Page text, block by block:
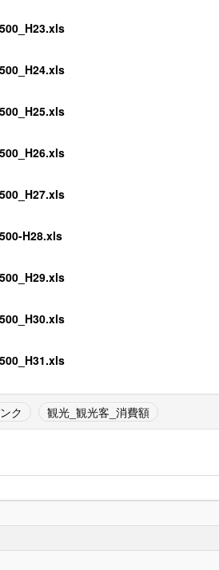
H28.xls
ク 観光_観光客_消費額